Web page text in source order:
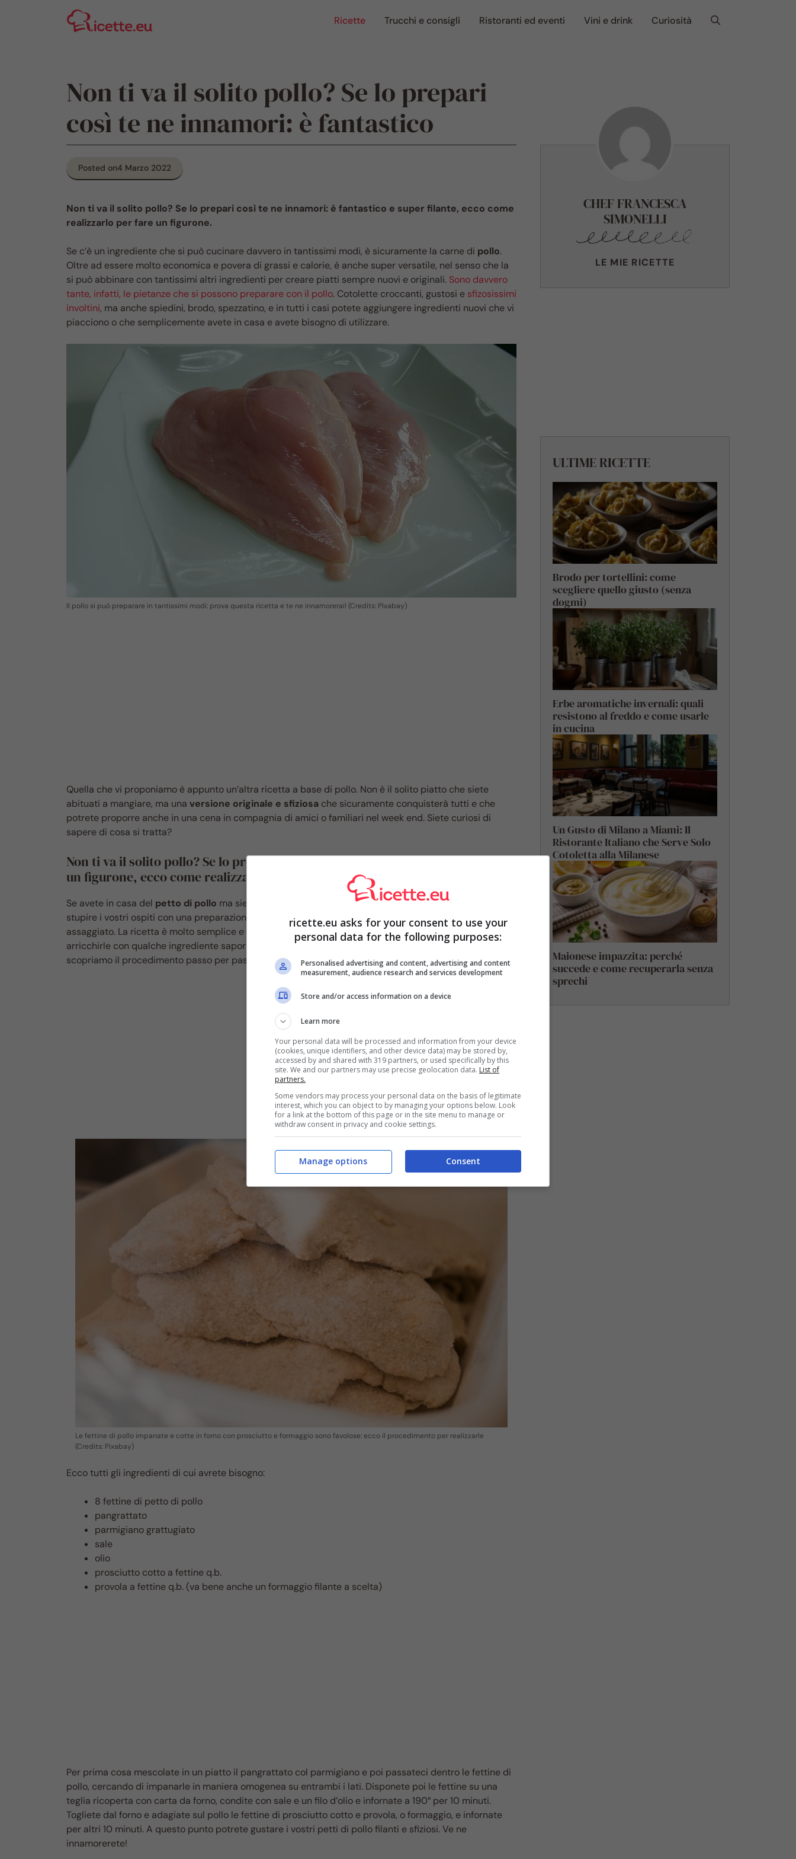
Ricette Trucchi e consigli Ristoranti ed eventi Vini e drink Curiosità
Non ti va il solito pollo? Se lo prepari
così te ne innamori: è fantastico
Posted on4 Marzo 2022
Non ti va il solito pollo? Se lo prepari così te ne innamori: è fantastico e super filante, ecco come
realizzarlo per fare un figurone.
Se c’è un ingrediente che si può cucinare davvero in tantissimi modi, è sicuramente la carne di pollo.
Oltre ad essere molto economica e povera di grassi e calorie, è anche super versatile, nel senso che la
si può abbinare con tantissimi altri ingredienti per creare piatti sempre nuovi e originali. Sono davvero
tante, infatti, le pietanze che si possono preparare con il pollo. Cotolette croccanti, gustosi e sfizosissimi
involtini, ma anche spiedini, brodo, spezzatino, e in tutti i casi potete aggiungere ingredienti nuovi che vi
piacciono o che semplicemente avete in casa e avete bisogno di utilizzare.
Il pollo si può preparare in tantissimi modi: prova questa ricetta e te ne innamorerai! (Credits: PIxabay)
Quella che vi proponiamo è appunto un’altra ricetta a base di pollo. Non è il solito piatto che siete
abituati a mangiare, ma una versione originale e sfiziosa che sicuramente conquisterà tutti e che
potrete proporre anche in una cena in compagnia di amici o familiari nel week end. Siete curiosi di
sapere di cosa si tratta?
Non ti va il solito pollo? Se lo prepari così te ne innamori, è buonissimo e farai
un figurone, ecco come realizzarlo
Se avete in casa del petto di pollo ma siete stanchi di mangiare le solite fettine cotte in padella, potete
stupire i vostri ospiti con una preparazione sfiziosa e originale che probabilmente non hanno mai
assaggiato. La ricetta è molto semplice e consiste nell’
impanare le vostre fettine di pollo e poi
arricchirle con qualche ingrediente saporito, come
prosciutto e formaggio
. Ma andiamo con ordine e
scopriamo il procedimento passo per passo.
Le fettine di pollo impanate e cotte in forno con prosciutto e formaggio sono favolose: ecco il procedimento per realizzarle
(Credits: Pixabay)
Ecco tutti gli ingredienti di cui avrete bisogno:
8 fettine di petto di pollo
pangrattato
parmigiano grattugiato
sale
olio
prosciutto cotto a fettine q.b.
provola a fettine q.b. (va bene anche un formaggio filante a scelta)
Per prima cosa mescolate in un piatto il pangrattato col parmigiano e poi passateci dentro le fettine di
pollo, cercando di impanarle in maniera omogenea su entrambi i lati. Disponete poi le fettine su una
teglia ricoperta con carta da forno, condite con sale e un filo d’olio e infornate a 190° per 10 minuti.
Togliete dal forno e adagiate sul pollo le fettine di prosciutto cotto e provola, o formaggio, e infornate
per altri 10 minuti. A questo punto potrete gustare i vostri petti di pollo filanti e sfiziosi. Ve ne
innamorerete!
CHEF FRANCESCA
SIMONELLI
LE MIE RICETTE
ULTIME RICETTE
Brodo per tortellini: come
scegliere quello giusto (senza
dogmi)
Erbe aromatiche invernali: quali
resistono al freddo e come usarle
in cucina
Un Gusto di Milano a Miami: Il
Ristorante Italiano che Serve Solo
Cotoletta alla Milanese
Maionese impazzita: perché
succede e come recuperarla senza
sprechi
ricette.eu asks for your consent to use your
personal data for the following purposes:
Personalised advertising and content, advertising and content
measurement, audience research and services development
Store and/or access information on a device
Learn more
Your personal data will be processed and information from your device
(cookies, unique identifiers, and other device data) may be stored by,
accessed by and shared with 319 partners, or used specifically by this
site. We and our partners may use precise geolocation data. List of
partners.
Some vendors may process your personal data on the basis of legitimate
interest, which you can object to by managing your options below. Look
for a link at the bottom of this page or in the site menu to manage or
withdraw consent in privacy and cookie settings.
Consent
Manage options